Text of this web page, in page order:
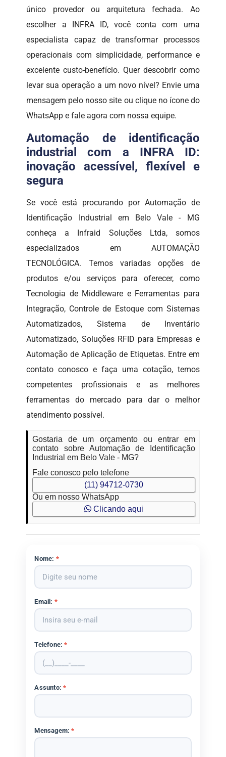
único provedor ou arquitetura fechada. Ao
escolher a INFRA ID, você conta com uma
especialista capaz de transformar processos
operacionais com simplicidade, performance e
excelente custo-benefício. Quer descobrir como
levar sua operação a um novo nível? Envie uma
mensagem pelo nosso site ou clique no ícone do
WhatsApp e fale agora com nossa equipe.
Automação de identificação
industrial com a INFRA ID:
inovação acessível, flexível e
segura
Se você está procurando por Automação de
Identificação Industrial em Belo Vale - MG
conheça a Infraid Soluções Ltda, somos
especializados em AUTOMAÇÃO
TECNOLÓGICA. Temos variadas opções de
produtos e/ou serviços para oferecer, como
Tecnologia de Middleware e Ferramentas para
Integração, Controle de Estoque com Sistemas
Automatizados, Sistema de Inventário
Automatizado, Soluções RFID para Empresas e
Automação de Aplicação de Etiquetas. Entre em
contato conosco e faça uma cotação, temos
competentes profissionais e as melhores
ferramentas do mercado para dar o melhor
atendimento possível.
Gostaria de um orçamento ou entrar em
contato sobre Automação de Identificação
Industrial em Belo Vale - MG?
Fale conosco pelo telefone
(11) 94712-0730
Ou em nosso WhatsApp
Clicando aqui
Nome: *
Email: *
Telefone:*
Assunto:*
Mensagem:*